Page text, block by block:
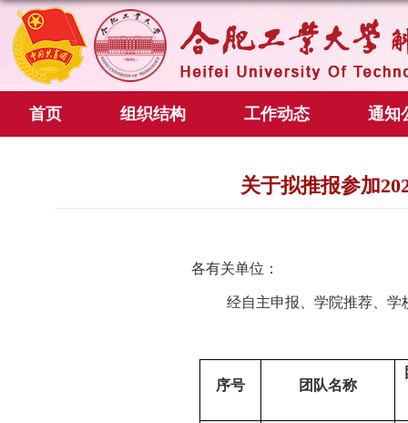
首页 组织结构 工作动态 通知
关于拟推报参加
各有关单位：
经自主申报、学院推荐、学
序号 团队名称